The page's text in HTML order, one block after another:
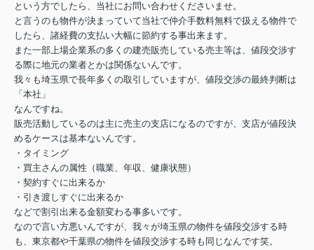
という方でしたら、当社にお問い合わせくださいませ。
と言うのも物件が決まっていて当社で仲介手数料無料で扱える物件で
したら、諸経費の支払い大幅に節約する事出来ます。
また一部上場企業系の多くの建売販売している売主等は、値段交渉す
る際に地元の業者とかは関係ないんです。
我々も埼玉県で長年多くの取引していますが、値段交渉の最終判断は
「本社」
なんですね。
販売活動しているのは主に売主の支店になるのですが、支店が値段決
めるケースは基本ないんです。
・タイミング
・買主さんの属性（職業、年収、健康状態）
・契約すぐに出来るか
・引き渡しすぐに出来るか
などで割引出来る金額変わる事多いです。
なので言い方悪いんですが、我々が埼玉県の物件を値段交渉する時
も、東京都や千葉県の物件を値段交渉する時も同じなんです笑。